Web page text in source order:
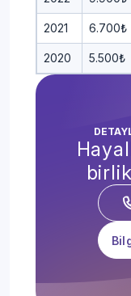
2021 6.700₺
2020 5.500₺